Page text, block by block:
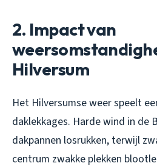
2. Impact van
Hilversum
Het Hilversumse weer speelt
daklekkages. Harde wind in de
dakpannen losrukken, terwijl
centrum zwakke plekken